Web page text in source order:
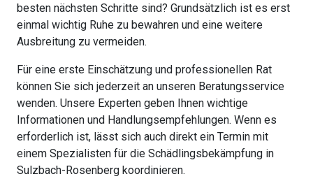
besten nächsten Schritte sind? Grundsätzlich ist es erst
einmal wichtig Ruhe zu bewahren und eine weitere
Ausbreitung zu vermeiden.
Für eine erste Einschätzung und professionellen Rat
können Sie sich jederzeit an unseren Beratungsservice
wenden. Unsere Experten geben Ihnen wichtige
Informationen und Handlungsempfehlungen. Wenn es
erforderlich ist, lässt sich auch direkt ein Termin mit
einem Spezialisten für die Schädlingsbekämpfung in
Sulzbach-Rosenberg koordinieren.